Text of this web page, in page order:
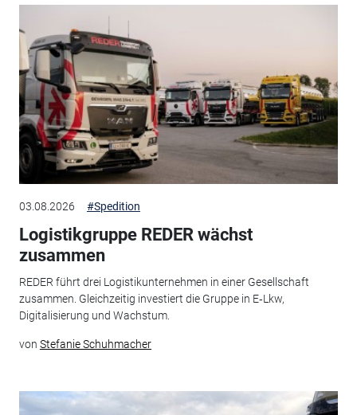
03.08.2026 #Spedition
Logistikgruppe REDER wächst
zusammen
REDER führt drei Logistikunternehmen in einer Gesellschaft
zusammen. Gleichzeitig investiert die Gruppe in E‑Lkw,
Digitalisierung und Wachstum.
von Stefanie Schuhmacher